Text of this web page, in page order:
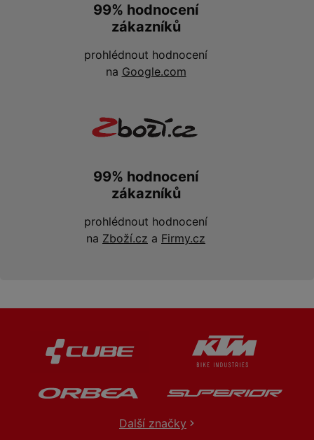
99% hodnocení
zákazníků
prohlédnout hodnocení
na Google.com
99% hodnocení
zákazníků
prohlédnout hodnocení
na Zboží.cz a Firmy.cz
Další značky